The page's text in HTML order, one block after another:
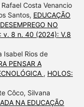
Costa Venancio
Santos, EDUCAÇÃO
NO
v. 8 n. 40 (2024): V.8
Isabel Rios de
PENSAR A
, HOLOS:
Côco, Silvana
NA EDUCAÇÃO